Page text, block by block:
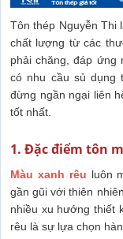
Tôn thép Nguyễn Thi
chất lượng từ các
phải chăng, đáp ứng
có nhu cầu sủ dụng
đừng ngần ngại liên
tốt nhất.
1. Đặc điểm tôn
Màu xanh rêu luôn
gần gũi với thiên
nhiều xu hướng thiết
rêu là sự lựa chọn